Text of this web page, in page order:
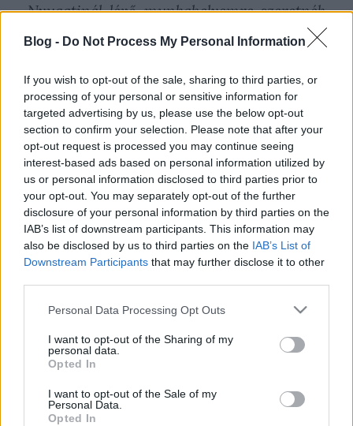
Blog - Do Not Process My Personal Information
If you wish to opt-out of the sale, sharing to third parties, or
processing of your personal or sensitive information for
targeted advertising by us, please use the below opt-out
section to confirm your selection. Please note that after your
opt-out request is processed you may continue seeing
interest-based ads based on personal information utilized by
us or personal information disclosed to third parties prior to
your opt-out. You may separately opt-out of the further
disclosure of your personal information by third parties on the
IAB’s list of downstream participants. This information may
also be disclosed by us to third parties on the IAB’s List of
Downstream Participants that may further disclose it to other
Please note that this website/app uses one or more Google
not limited to your visit or usage behaviour. You may click to
grant or deny consent to Google and its third-party tags to
use your data for below specified purposes in below Google
consent section.
Personal Data Processing Opt Outs
I want to opt-out of the Sharing of my
personal data.
Opted In
I want to opt-out of the Sale of my
Personal Data.
Opted In
Nyugatinál lévő munkahelyemre szeretnék
eljutni, felpattanok egy hetes buszra, majd
irány a Nagykörút. De amióta szauna
állapotok uralkodnak a Combinón, inkább
átsétálok a Bethlen Gábor utcába,
megvárom a 10 percenként közlekedő trolit
és szép komótosan átzötykölődök a
Nyugatihoz. Ez jóval hosszabb menetidő, de
a Combinón uralkodó viszonyok miatt nem
reális alternatíva a 4-6 villamos vonala.
A klíma'megoldások' már több hete
üzemelnek, én azonban még semmit nem
észleltem belőlük. Lehet, azért, mert nem
ültem a 3 kísérleti jármű egyikén sem, de az
is lehet, hogy a kísérletek nem kínálnak
igazi megoldást a hőségre. Ezenkívül a
villamos úgy van kialakítva, hogy egyes
részeknél - pl. csukló - 7-8 méter
is van a
legközelebbi ablakig. Ezeken a helyeken